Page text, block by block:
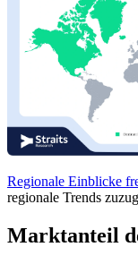
Regionale Einblicke
regionale Trends
Marktanteil